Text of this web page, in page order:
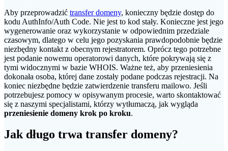
Aby przeprowadzić transfer domeny, konieczny będzie dostęp do
kodu AuthInfo/Auth Code. Nie jest to kod stały. Konieczne jest jego
wygenerowanie oraz wykorzystanie w odpowiednim przedziale
czasowym, dlatego w celu jego pozyskania prawdopodobnie będzie
niezbędny kontakt z obecnym rejestratorem. Oprócz tego potrzebne
jest podanie nowemu operatorowi danych, które pokrywają się z
tymi widocznymi w bazie WHOIS. Ważne też, aby przeniesienia
dokonała osoba, której dane zostały podane podczas rejestracji. Na
koniec niezbędne będzie zatwierdzenie transferu mailowo. Jeśli
potrzebujesz pomocy w opisywanym procesie, warto skontaktować
się z naszymi specjalistami, którzy wytłumaczą, jak wygląda
przeniesienie domeny krok po kroku.
Jak długo trwa transfer domeny?